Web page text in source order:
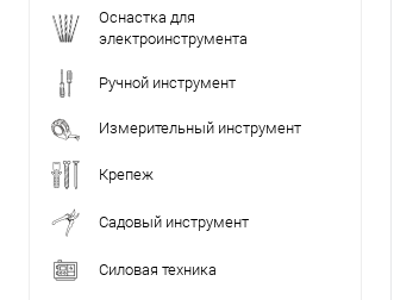
Оснастка для
электроинструмента
Ручной инструмент
Измерительный инструмент
Крепеж
Садовый инструмент
Силовая техника